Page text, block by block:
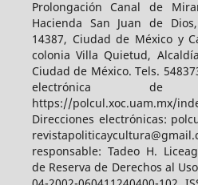
Prolongación Canal de
Hacienda San Juan de
14387, Ciudad de México y
colonia Villa Quietud,
Ciudad de México. Tels.
electrónica
https://
Direcciones electrónicas:
responsable: Tadeo H.
de Reserva de Derechos al